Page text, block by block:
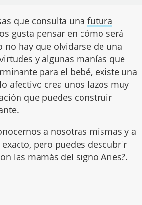
que consulta unafutura
gusta pensar en cómo será
no hay que olvidarse de una
y algunas manías que
para el bebé, existe una
afectivo crea unos lazos muy
que puedes construir
a nosotras mismas y a
pero puedes descubrir
las mamás del signo Aries?.